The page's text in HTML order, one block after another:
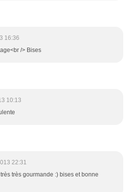
16:36
/> Bises
10:13
22:31
très gourmande :) bises et bonne